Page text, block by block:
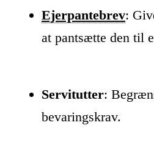
Ejerpantebrev:
at pantsætte den til
Servitutter:
bevaringskrav.